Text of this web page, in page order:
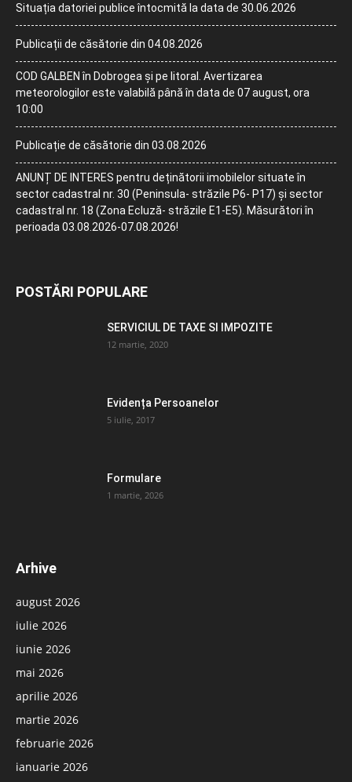
Situația datoriei publice întocmită la data de 30.06.2026
Publicații de căsătorie din 04.08.2026
COD GALBEN în Dobrogea și pe litoral. Avertizarea
meteorologilor este valabilă până în data de 07 august, ora
10:00
Publicație de căsătorie din 03.08.2026
ANUNȚ DE INTERES pentru deținătorii imobilelor situate în
sector cadastral nr. 30 (Peninsula- străzile P6- P17) și sector
cadastral nr. 18 (Zona Ecluză- străzile E1-E5). Măsurători în
perioada 03.08.2026-07.08.2026!
POSTĂRI POPULARE
SERVICIUL DE TAXE SI IMPOZITE
12 martie, 2020
Evidența Persoanelor
5 iulie, 2017
Formulare
1 martie, 2026
Arhive
august 2026
iulie 2026
iunie 2026
mai 2026
aprilie 2026
martie 2026
februarie 2026
ianuarie 2026